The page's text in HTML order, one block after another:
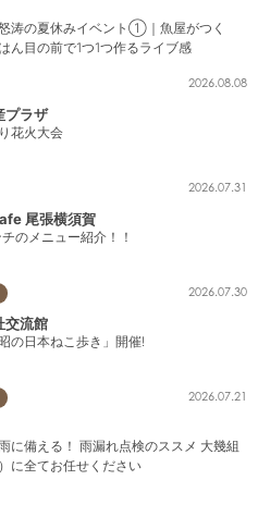
怒涛の夏休みイベント①｜魚屋がつく
ん目の前で1つ1つ作るライブ感
2026.08.08
プラザ
花火大会
2026.07.31
尾張横須賀
のメニュー紹介！！
2026.07.30
交流館
の日本ねこ歩き」開催!
2026.07.21
に備える！ 雨漏れ点検のススメ 大幾組
に全てお任せください